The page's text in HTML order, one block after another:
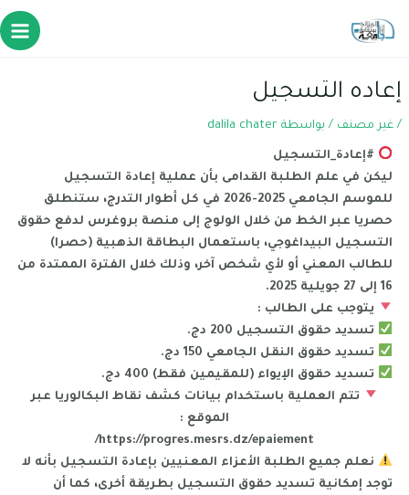
إعاده التسجيل
/ غير مصنف / بواسطة dalila chater
#إعادة_التسجيل
ليكن في علم الطلبة القدامى بأن عملية إعادة التسجيل
للموسم الجامعي 2025-2026 في كل أطوار التدرج، ستنطلق
حصريا عبر الخط من خلال الولوج إلى منصة بروغرس لدفع حقوق
التسجيل البيداغوجي، باستعمال البطاقة الذهبية (حصرا)
للطالب المعني أو لأي شخص آخر، وذلك خلال الفترة الممتدة من
16 إلى 27 جويلية 2025.
يتوجب على الطالب :
تسديد حقوق التسجيل 200 دج.
تسديد حقوق النقل الجامعي 150 دج.
تسديد حقوق الإيواء (للمقيمين فقط) 400 دج.
تتم العملية باستخدام بيانات كشف نقاط البكالوريا عبر
الموقع :
https://progres.mesrs.dz/epaiement/
نعلم جميع الطلبة الأعزاء المعنيين بإعادة التسجيل بأنه لا
توجد إمكانية تسديد حقوق التسجيل بطريقة أخرى، كما أن